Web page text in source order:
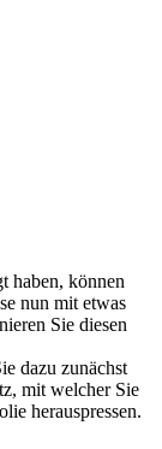
haben, können
nun mit etwas
Sie diesen
dazu zunächst
mit welcher Sie
herauspressen.